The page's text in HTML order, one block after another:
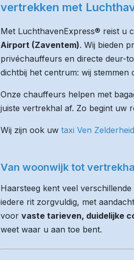
vertrekken met
Met LuchthavenExpress® reist u
Airport (Zaventem). Wij bieden
privéchauffeurs en directe deur-
dichtbij het centrum: wij
Onze chauffeurs helpen met
juiste vertrekhal af. Zo begint uw
Wij zijn ook uw taxi Ven
Van woonwijk tot
Haarsteeg kent veel
iedere rit zorgvuldig, met
voor vaste tarieven, duidelijke
weet waar u aan toe bent.